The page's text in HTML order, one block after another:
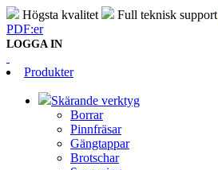
Högsta kvalitet Full teknisk support
PDF:er
LOGGA IN
Produkter
Skärande verktyg
Borrar
Pinnfräsar
Gängtappar
Brotschar